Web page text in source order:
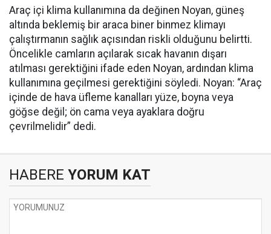
Araç içi klima kullanımına da değinen Noyan, güneş
altında beklemiş bir araca biner binmez klimayı
çalıştırmanın sağlık açısından riskli olduğunu belirtti.
Öncelikle camların açılarak sıcak havanın dışarı
atılması gerektiğini ifade eden Noyan, ardından klima
kullanımına geçilmesi gerektiğini söyledi. Noyan: “Araç
içinde de hava üfleme kanalları yüze, boyna veya
göğse değil; ön cama veya ayaklara doğru
çevrilmelidir” dedi.
HABERE YORUM KAT